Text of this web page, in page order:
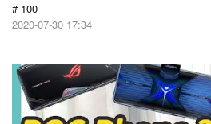
# 100
2020-07-30 17:34